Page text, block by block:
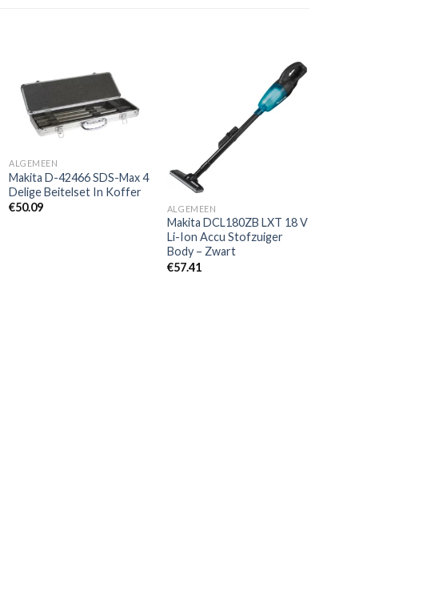
Toevoegen
ALGEMEEN
Makita D-42466 SDS-Max 4
Delige Beitelset In Koffer
€50.09 ALGEMEEN
Makita DCL180ZB LXT 18 V
Li-Ion Accu Stofzuiger
Body – Zwart
€57.41